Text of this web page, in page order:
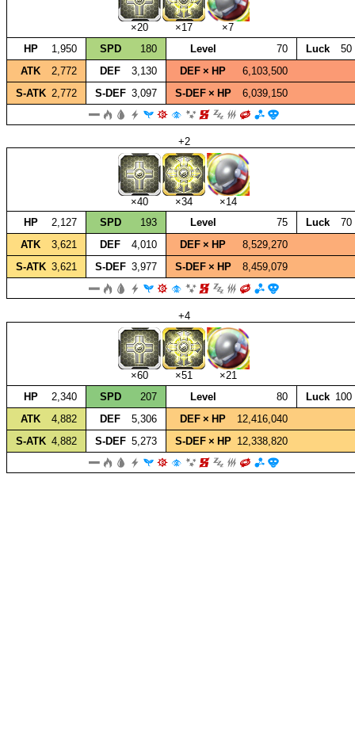
×20 ×17
×7
HP
1,950 SPD 180 Level 70 Luck
50
ATK
2,772 DEF 3,130 DEF × HP
6,103,500
S‑ATK 2,772 S‑DEF 3,097 S‑DEF × HP 6,039,150
+2
×40 ×34
×14
HP
2,127 SPD 193 Level 75 Luck
70
ATK
3,621 DEF 4,010 DEF × HP
8,529,270
S‑ATK 3,621 S‑DEF 3,977 S‑DEF × HP 8,459,079
+4
×60 ×51
×21
HP
2,340 SPD 207 Level 80 Luck 100
ATK
4,882 DEF 5,306 DEF × HP
12,416,040
S‑ATK 4,882 S‑DEF 5,273 S‑DEF × HP 12,338,820